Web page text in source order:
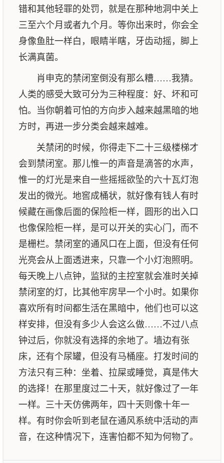
错和其他轻罪的处罚，就是在那种地洞中关上
三至六个月或者九个月。等你出来时，你会全
身像鱼肚一样白，眼睛半瞎，牙齿动摇，脚上
长满真菌。
肖申克的禁闭室倒没有那么糟……我猜。
人类的感受大致可分为三种程度：好、坏和可
怕。当你朝着可怕的方向步入越来越黑暗的地
方时，再进一步分类会越来越难。
关禁闭的时候，你得走下二十三级楼梯才
会到禁闭室。那儿惟一的声音是滴答的水声，
惟一的灯光是来自一些摇摇欲坠的六十瓦灯泡
发出的微光。地窖成桶状，就好像有钱人有时
候藏在画像后面的保险柜一样，圆形的出入口
也像保险柜一样，是可以开关的实心门，而不
是栅栏。禁闭室的通风口在上面，但没有任何
光亮会从上面透进来，只靠一个小灯泡照明。
每天晚上八点钟，监狱的主控室就会准时关掉
禁闭室的灯，比其他牢房早一个小时。如果你
喜欢所有时间都生活在黑暗中，他们也可以这
样安排，但没有多少人会这么做……不过八点
钟过后，你就没有选择的余地了。墙边有张
床，还有个尿罐，但没有马桶座。打发时间的
方法只有三种：坐着、拉屎或睡觉，真是伟大
的选择！在那里度过二十天，就好像过了一年
一样。三十天仿佛两年，四十天则像十年一
样。有时你会听到老鼠在通风系统中活动的声
音，在这种情况下，连害怕都不知为何物了。